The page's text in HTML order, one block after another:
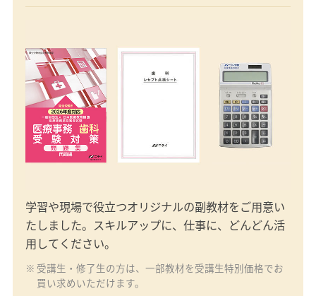
学習や現場で役立つオリジナルの副教材をご用意い
たしました。スキルアップに、仕事に、どんどん活
用してください。
受講生・修了生の方は、一部教材を受講生特別価格でお
買い求めいただけます。